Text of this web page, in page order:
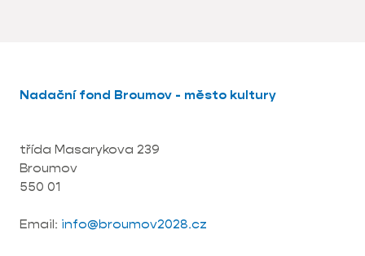
Nadační fond Broumov - město kultury
třída Masarykova 239
Broumov
550 01
Email: info@broumov2028.cz